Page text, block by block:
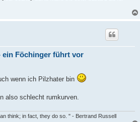
ein Föchinger führt vor
wenn ich Pilzhater bin
also schlecht rumkurven.
think; in fact, they do so. " - Bertrand Russell